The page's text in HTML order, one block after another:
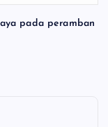
pada peramban